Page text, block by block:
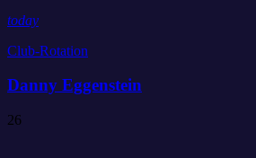
today
Club-Rotation
Danny Eggenstein
26